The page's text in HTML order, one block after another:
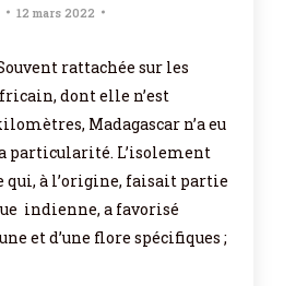
12 mars 2022
rattachée sur les
dont elle n’est
Madagascar n’a eu
particularité. L’isolement
à l’origine, faisait partie
indienne, a favorisé
et d’une flore spécifiques ;